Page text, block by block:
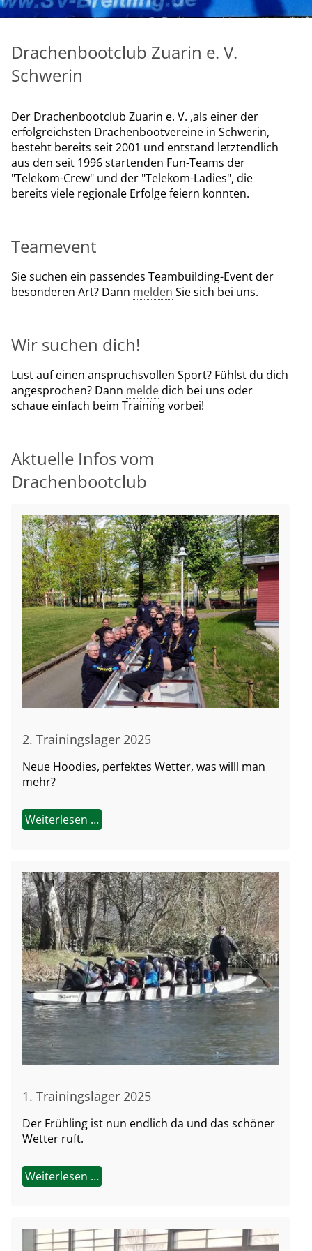
Drachenbootclub Zuarin e. V.
Schwerin
Der Drachenbootclub Zuarin e. V. ,als einer der
erfolgreichsten Drachenbootvereine in Schwerin,
besteht bereits seit 2001 und entstand letztendlich
aus den seit 1996 startenden Fun-Teams der
"Telekom-Crew" und der "Telekom-Ladies", die
bereits viele regionale Erfolge feiern konnten.
Teamevent
Sie suchen ein passendes Teambuilding-Event der
besonderen Art? Dann melden Sie sich bei uns.
Wir suchen dich!
Lust auf einen anspruchsvollen Sport? Fühlst du dich
angesprochen? Dann meldedich bei uns oder
schaue einfach beim Training vorbei!
Aktuelle Infos vom
Drachenbootclub
2. Trainingslager 2025
Neue Hoodies, perfektes Wetter, was willl man
mehr?
Weiterlesen …
1. Trainingslager 2025
Der Frühling ist nun endlich da und das schöner
Wetter ruft.
Weiterlesen …